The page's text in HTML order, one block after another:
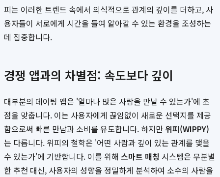
피는 이러한 트렌드 속에서 의식적으로 관계의 깊이를 더하고, 사
용자들이 서로에게 시간을 들여 알아갈 수 있는 환경을 조성하는
데 집중합니다.
경쟁 앱과의 차별점: 속도보다 깊이
대부분의 데이팅 앱은 '얼마나 많은 사람을 만날 수 있는가'에 초
점을 맞춥니다. 이는 사용자에게 끊임없이 새로운 선택지를 제공
함으로써 빠른 만남과 소비를 유도합니다. 하지만 위피(WIPPY)
는 다릅니다. 위피의 철학은 '어떤 사람과 깊이 있는 관계를 맺을
수 있는가'에 기반합니다. 이를 위해 스마트 매칭 시스템은 무분별
한 추천 대신, 사용자의 성향을 정밀하게 분석하여 소수의 사람을